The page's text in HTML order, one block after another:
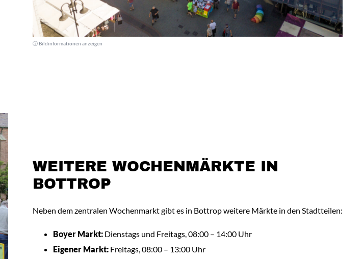
ⓘ Bildinformationen anzeigen
WEITERE WOCHENMÄRKTE IN
BOTTROP
Neben dem zentralen Wochenmarkt gibt es in Bottrop weitere Märkte in den Stadtteilen:
Boyer Markt: Dienstags und Freitags, 08:00 – 14:00 Uhr
Eigener Markt: Freitags, 08:00 – 13:00 Uhr